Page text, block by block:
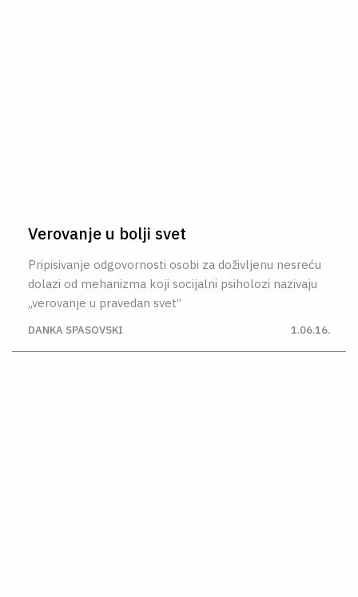
Verovanje u bolji svet
Pripisivanje odgovornosti osobi za doživljenu nesreću
dolazi od mehanizma koji socijalni psiholozi nazivaju
„verovanje u pravedan svet“
DANKA SPASOVSKI 1.06.16.